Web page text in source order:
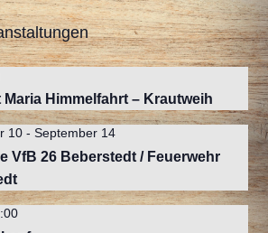
Maria Himmelfahrt – Krautweih
10 -September 14
VfB 26 Beberstedt / Feuerwehr